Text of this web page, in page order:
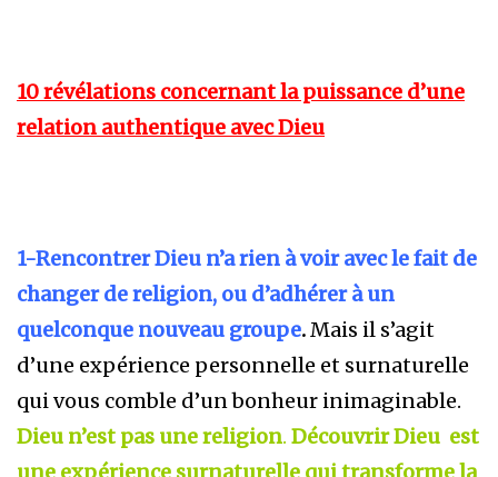
10 révélations concernant la puissance d’une
relation authentique avec Dieu
1-Rencontrer Dieu n’a rien à voir avec le fait de
changer de religion, ou d’adhérer à un
quelconque nouveau groupe.Mais il s’agit
d’une expérience personnelle et surnaturelle
qui vous comble d’un bonheur inimaginable.
Dieu n’est pas une religion. Découvrir Dieu est